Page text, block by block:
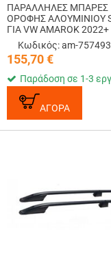
ΠΑΡΑΛΛΗΛΕΣ ΜΠΑΡΕΣ
ΟΡΟΦΗΣ ΑΛΟΥΜΙΝΙΟΥ
ΓΙΑ VW AMAROK 2022+
ΜΕΓΙΣΤΟ ΒΑΡΟΣ
75KG OMTEC - 2 TEM.
Κωδικός: am-
155,70€
Παράδοση σε 1-3
ΑΓΟΡΑ